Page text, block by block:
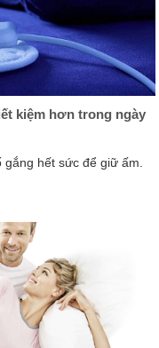
kiệm hơn trong ngày
hết sức để giữ ấm.